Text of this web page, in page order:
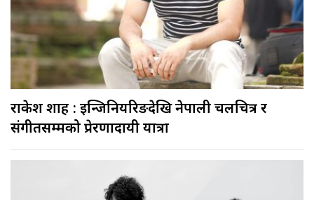
राकेश शाह : इन्जिनियरिङदेखि नेपाली चलचित्र र
संगीतसम्मको प्रेरणादायी यात्रा